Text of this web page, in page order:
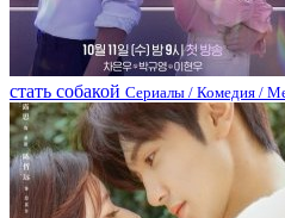
стать собакой Сериалы / Комедия /